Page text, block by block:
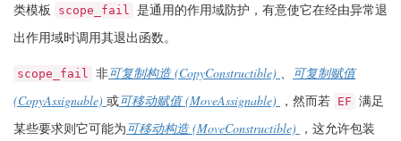
类模板 scope_fail 是通用的作用域防护，有意使它在经由异常退
出作用域时调用其退出函数。
scope_fail 非可复制构造 (CopyConstructible) 可复制赋值
(CopyAssignable) 或可移动赋值 (MoveAssignable) ，然而若 EF 满足
某些要求则它可能为 可移动构造 (MoveConstructible) ，这允许包装